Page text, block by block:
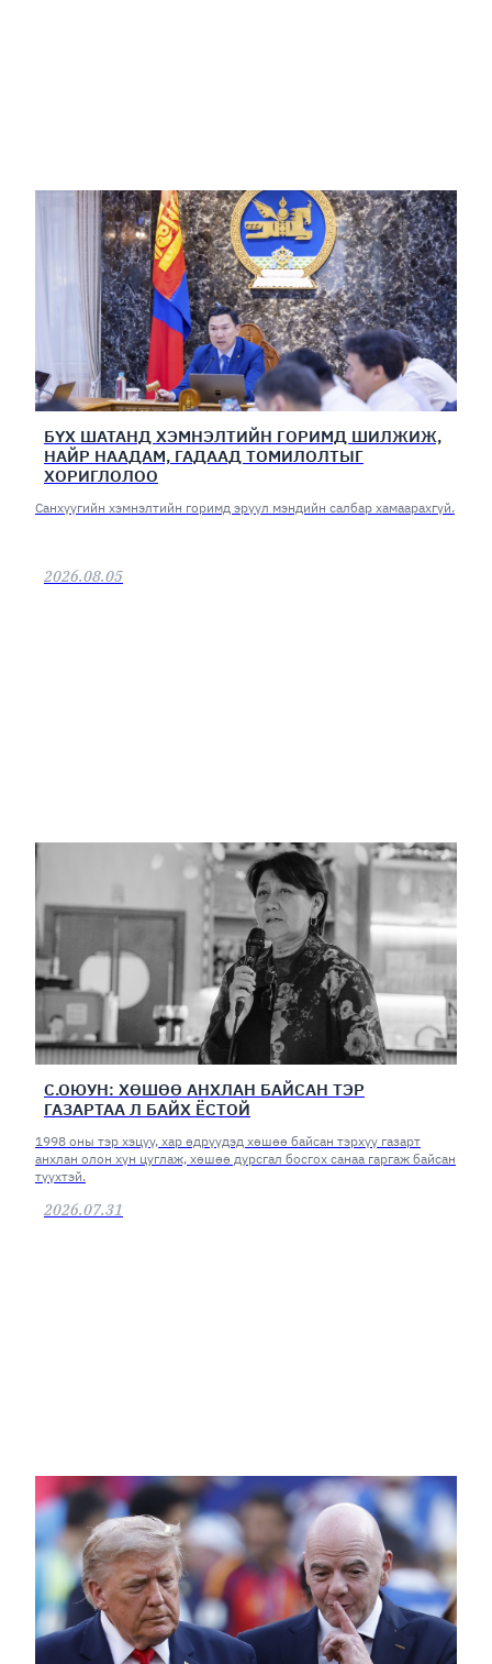
БҮХ ШАТАНД ХЭМНЭЛТИЙН ГОРИМД ШИЛЖИЖ,
НАЙР НААДАМ, ГАДААД ТОМИЛОЛТЫГ
ХОРИГЛОЛОО
Санхүүгийн хэмнэлтийн горимд эрүүл мэндийн салбар хамаарахгүй.
2026.08.05
С.ОЮУН: ХӨШӨӨ АНХЛАН БАЙСАН ТЭР
ГАЗАРТАА Л БАЙХ ЁСТОЙ
1998 оны тэр хэцүү, хар өдрүүдэд хөшөө байсан тэрхүү газарт
анхлан олон хүн цуглаж, хөшөө дурсгал босгох санаа гаргаж байсан
түүхтэй.
2026.07.31